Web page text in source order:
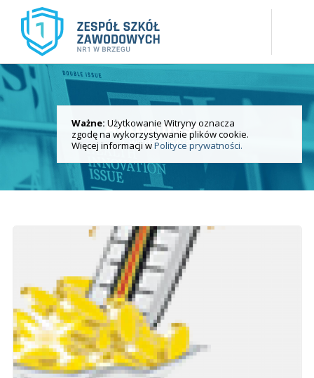
Ważne: Użytkowanie Witryny oznacza
zgodę na wykorzystywanie plików cookie.
Więcej informacji wPolityce prywatności.
Aktualności
i wydarzenia